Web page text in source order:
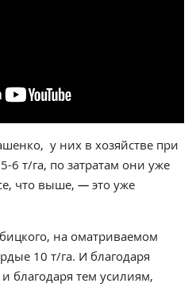
у них в хозяйстве при
6 т/га, по затратам они уже
что выше, — это уже
на оматриваемом
10 т/га. И благодаря
благодаря тем усилиям,